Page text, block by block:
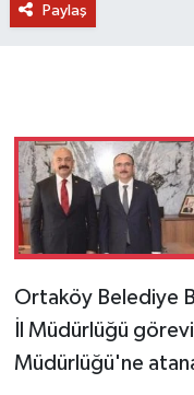
Paylaş
Ortaköy Belediye
İl Müdürlüğü
Müdürlüğü'ne